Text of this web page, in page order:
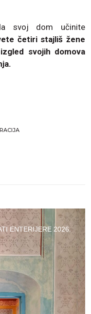
svoj dom učinite
četiri stajliš žene
svojih domova
ENTERIJERE 2026.